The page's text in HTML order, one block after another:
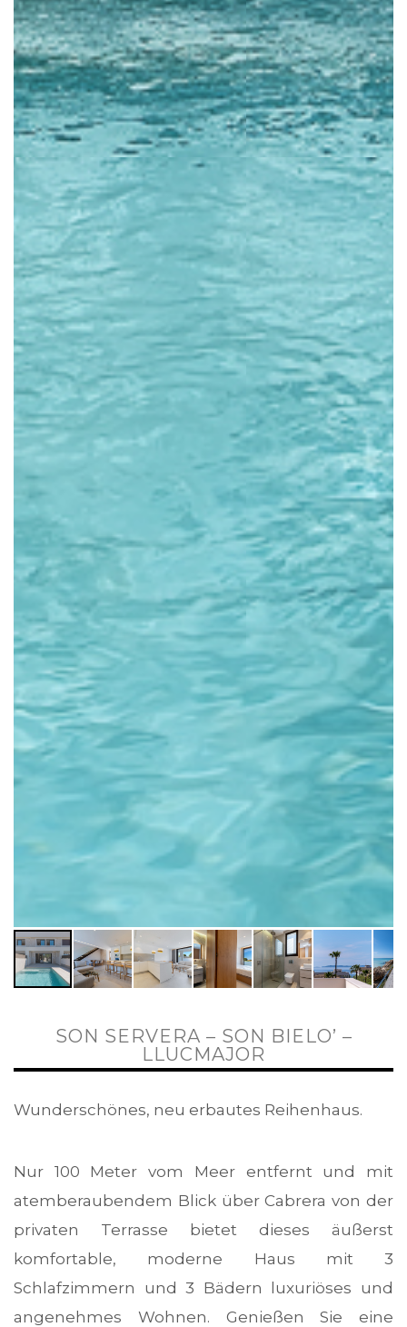
SON SERVERA – SON BIELO’ –
LLUCMAJOR
Wunderschönes, neu erbautes Reihenhaus.
Nur 100 Meter vom Meer entfernt und mit
atemberaubendem Blick über Cabrera von der
privaten Terrasse bietet dieses äußerst
komfortable, moderne Haus mit 3
Schlafzimmern und 3 Bädern luxuriöses und
angenehmes Wohnen. Genießen Sie eine